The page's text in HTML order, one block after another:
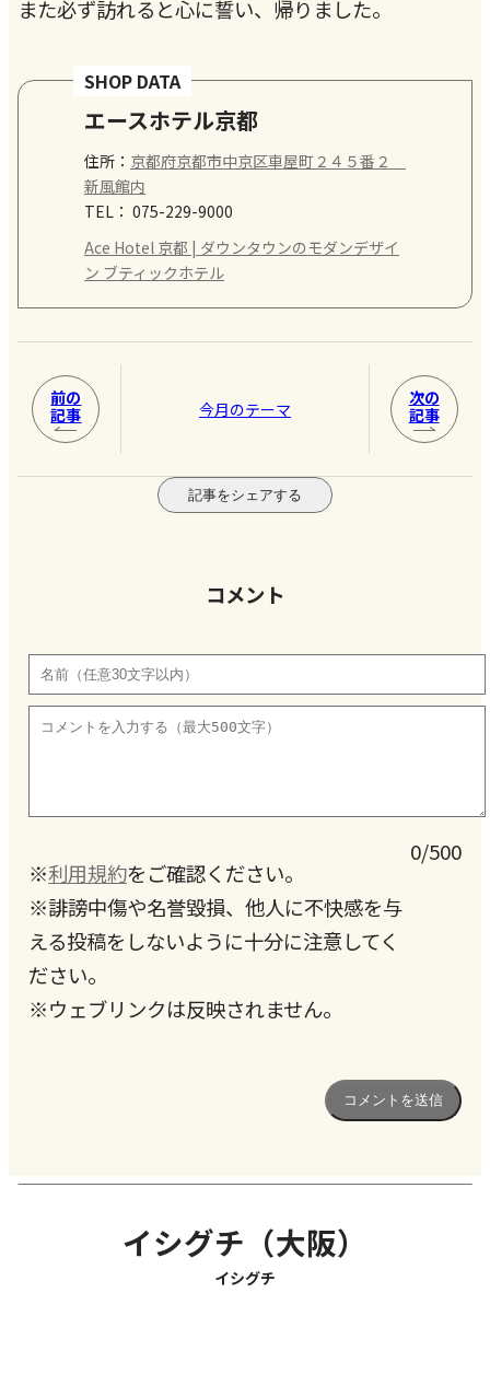
また必ず訪れると心に誓い、帰りました。
SHOP DATA
エースホテル京都
住所： 京都府京都市中京区車屋町２４５番２
新風館内
TEL： 075-229-9000
Ace Hotel 京都 | ダウンタウンのモダンデザイ
ン ブティックホテル
前の
記事
今月のテーマ
次の
記事
記事をシェアする
コメント
※利用規約をご確認ください。
※誹謗中傷や名誉毀損、他人に不快感を与
える投稿をしないように十分に注意してく
ださい。
※ウェブリンクは反映されません。
0/500
イシグチ（大阪）
イシグチ